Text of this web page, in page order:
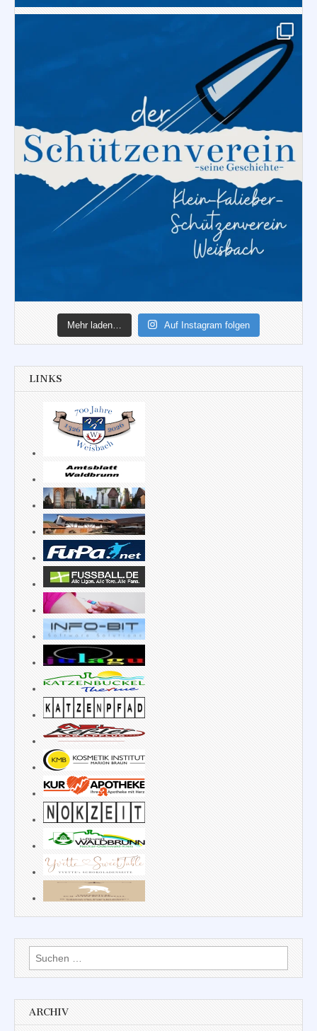
Mehr laden… Auf Instagram folgen
LINKS
Suchen
nach:
ARCHIV